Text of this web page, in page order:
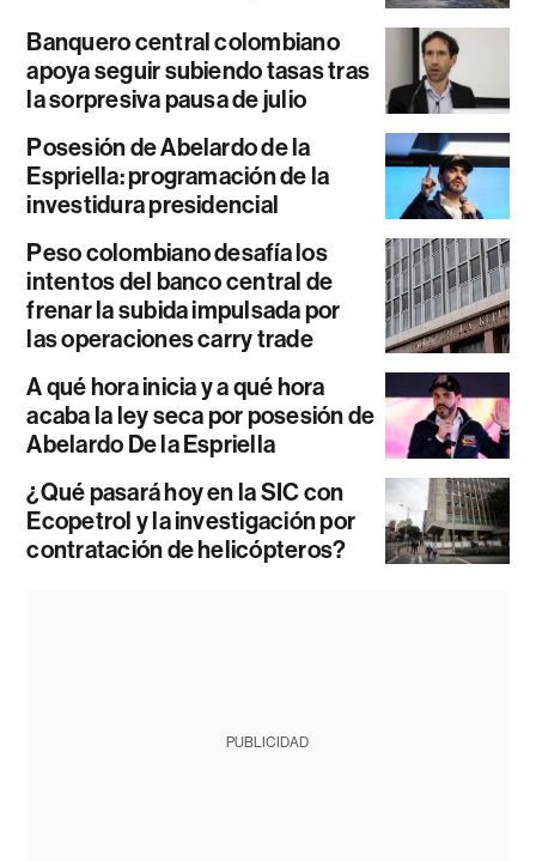
Banquero central colombiano
apoya seguir subiendo tasas tras
la sorpresiva pausa de julio
Posesión de Abelardo de la
Espriella: programación de la
investidura presidencial
Peso colombiano desafía los
intentos del banco central de
frenar la subida impulsada por
las operaciones carry trade
A qué hora inicia y a qué hora
acaba la ley seca por posesión de
Abelardo De la Espriella
¿Qué pasará hoy en la SIC con
Ecopetrol y la investigación por
contratación de helicópteros?
PUBLICIDAD